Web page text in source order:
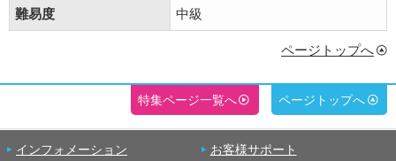
難易度 中級
ページトップへ
特集ページ一覧へ ページトップへ
インフォメーション お客様サポート